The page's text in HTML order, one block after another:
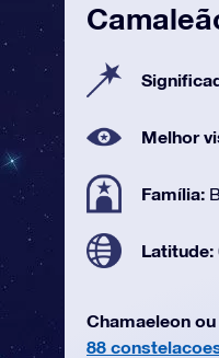
Melhor
Família:
Latitude:
Chamaeleon
88